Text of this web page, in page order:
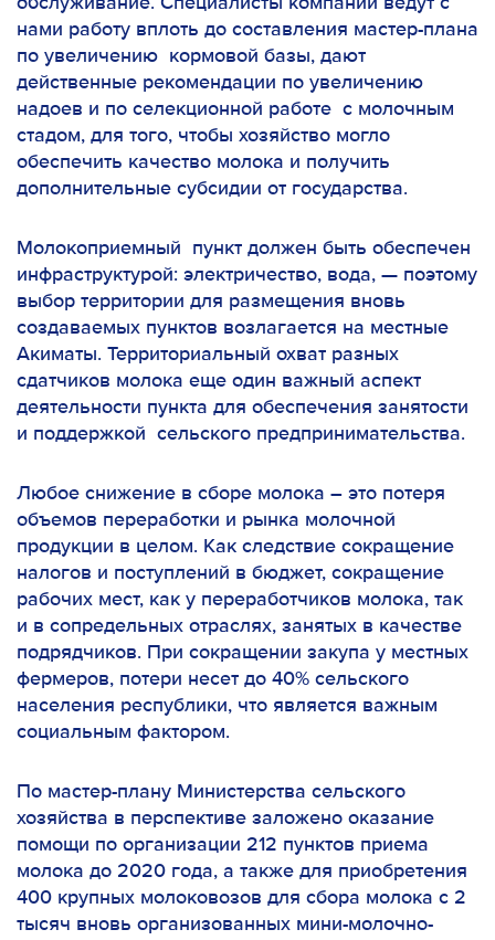
нами работу вплоть до составления мастер-плана
по увеличению кормовой базы, дают
действенные рекомендации по увеличению
надоев и по селекционной работе с молочным
стадом, для того, чтобы хозяйство могло
обеспечить качество молока и получить
дополнительные субсидии от государства.
Молокоприемный пункт должен быть обеспечен
инфраструктурой: электричество, вода, — поэтому
выбор территории для размещения вновь
создаваемых пунктов возлагается на местные
Акиматы. Территориальный охват разных
сдатчиков молока еще один важный аспект
деятельности пункта для обеспечения занятости
и поддержкой сельского предпринимательства.
Любое снижение в сборе молока – это потеря
объемов переработки и рынка молочной
продукции в целом. Как следствие сокращение
налогов и поступлений в бюджет, сокращение
рабочих мест, как у переработчиков молока, так
и в сопредельных отраслях, занятых в качестве
подрядчиков. При сокращении закупа у местных
фермеров, потери несет до 40% сельского
населения республики, что является важным
социальным фактором.
По мастер-плану Министерства сельского
хозяйства в перспективе заложено оказание
помощи по организации 212 пунктов приема
молока до 2020 года, а также для приобретения
400 крупных молоковозов для сбора молока с 2
тысяч вновь организованных мини-молочно-